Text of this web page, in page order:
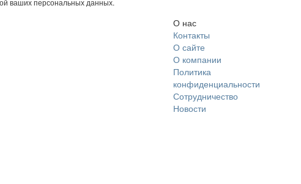
ваших персональных данных.
О нас
Контакты
О сайте
О компании
Политика
конфиденциальности
Сотрудничество
Новости